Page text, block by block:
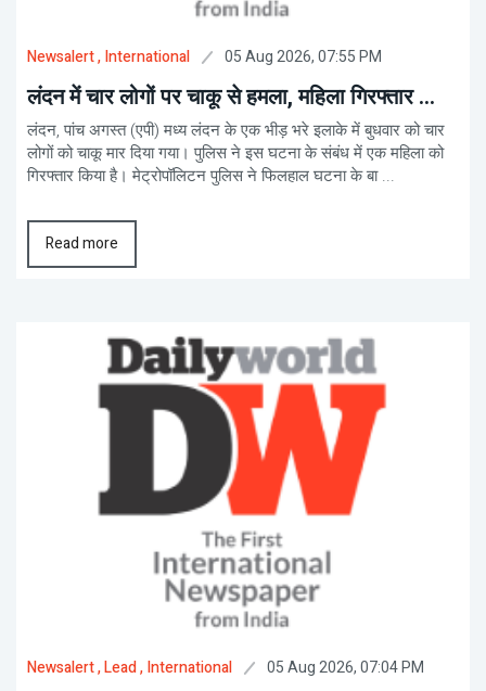
Newsalert, International 05 Aug 2026, 07:55 PM
लंदन में चार लोगों पर चाकू से हमला, महिला गिरफ्तार ...
लंदन, पांच अगस्त (एपी) मध्य लंदन के एक भीड़ भरे इलाके में बुधवार को चार
लोगों को चाकू मार दिया गया। पुलिस ने इस घटना के संबंध में एक महिला को
गिरफ्तार किया है। मेट्रोपॉलिटन पुलिस ने फिलहाल घटना के बा ...
Read more
Newsalert, Lead, International 05 Aug 2026, 07:04 PM